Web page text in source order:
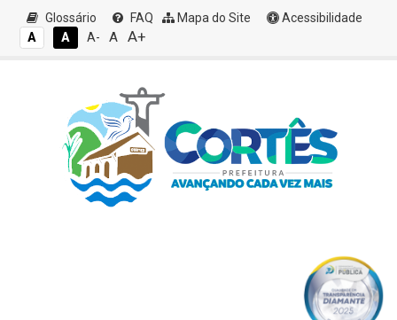
Glossário FAQ Mapa do Site
Acessibilidade
A
A A- A A+